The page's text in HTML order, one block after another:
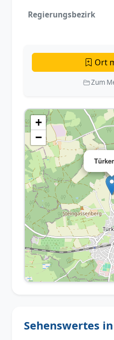
Regierungsbezirk
Ort
Zum
+
−
Sehenswertes